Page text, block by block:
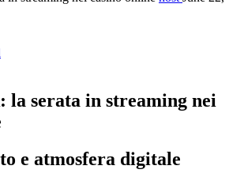
serata in streaming nei
e atmosfera digitale